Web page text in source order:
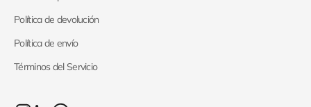
Política de devolución
Política de envío
Términos del Servicio